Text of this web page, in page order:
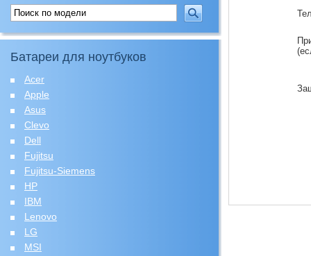
Батареи для ноутбуков
Acer
Apple
Asus
Clevo
Dell
Fujitsu
Fujitsu-Siemens
HP
IBM
Lenovo
LG
MSI